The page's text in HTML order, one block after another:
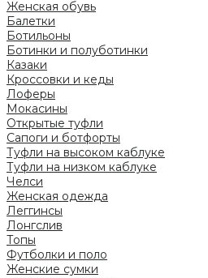
Женская обувь
Балетки
Ботильоны
Ботинки и полуботинки
Казаки
Кроссовки и кеды
Лоферы
Мокасины
Открытые туфли
Сапоги и ботфорты
Туфли на высоком каблуке
Туфли на низком каблуке
Челси
Женская одежда
Леггинсы
Лонгслив
Топы
Футболки и поло
Женские сумки